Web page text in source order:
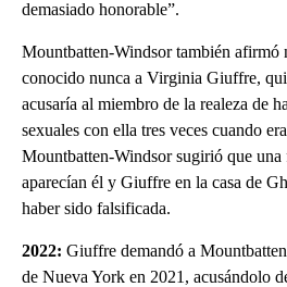
demasiado honorable”.
Mountbatten-Windsor también afirmó
conocido nunca a Virginia Giuffre,
acusaría al miembro de la realeza de
sexuales con ella tres veces cuando
Mountbatten-Windsor sugirió que
aparecían él y Giuffre en la casa de
haber sido falsificada.
2022: Giuffre demandó a
de Nueva York en 2021, acusándolo